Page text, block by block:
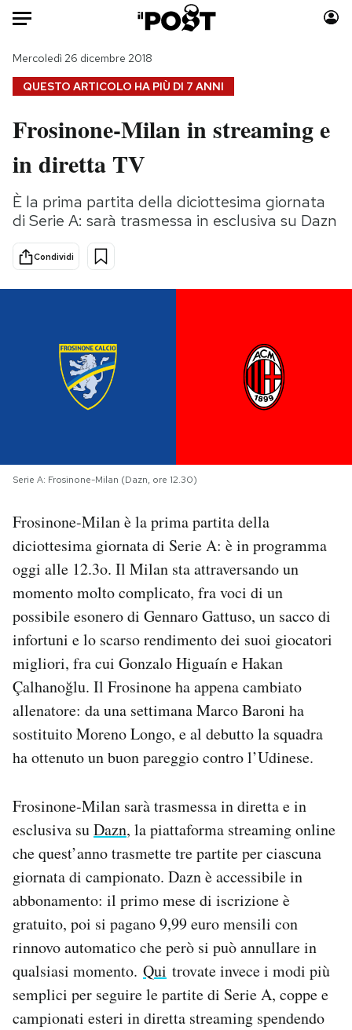
HOME
Italia
Politica
Tecnologia
Internet
Scienza
Cultura
Economia
Moda
Storie/Idee
Ok Boomer!
Altrecose
PODCAST
I MIEI PREFERITI
SHOP
CALENDARIO
AREA PERSONALE
Area Personale
Newsletter
Notifiche mobile
Regala il Post
Hai bisogno di aiuto?
QUESTO ARTICOLO HA PIÙ DI 7 ANNI
Mercoledì 26 dicembre 2018
Frosinone-Milan in streaming e
in diretta TV
È la prima partita della diciottesima giornata
di Serie A: sarà trasmessa in esclusiva su Dazn
Condividi
Serie A: Frosinone-Milan (Dazn, ore 12.30)
Frosinone-Milan è la prima partita della
diciottesima giornata di Serie A: è in programma
oggi alle 12.3o. Il Milan sta attraversando un
momento molto complicato, fra voci di un
possibile esonero di Gennaro Gattuso, un sacco di
infortuni e lo scarso rendimento dei suoi giocatori
migliori, fra cui Gonzalo Higuaín e Hakan
Çalhanoğlu. Il Frosinone ha appena cambiato
allenatore: da una settimana Marco Baroni ha
sostituito Moreno Longo, e al debutto la squadra
ha ottenuto un buon pareggio contro l’Udinese.
Frosinone-Milan sarà trasmessa in diretta e in
esclusiva suDazn, la piattaforma streaming online
che quest’anno trasmette tre partite per ciascuna
giornata di campionato. Dazn è accessibile in
abbonamento: il primo mese di iscrizione è
gratuito, poi si pagano 9,99 euro mensili con
rinnovo automatico che però si può annullare in
qualsiasi momento. Qui trovate invece i modi più
semplici per seguire le partite di Serie A, coppe e
campionati esteri in diretta streaming spendendo